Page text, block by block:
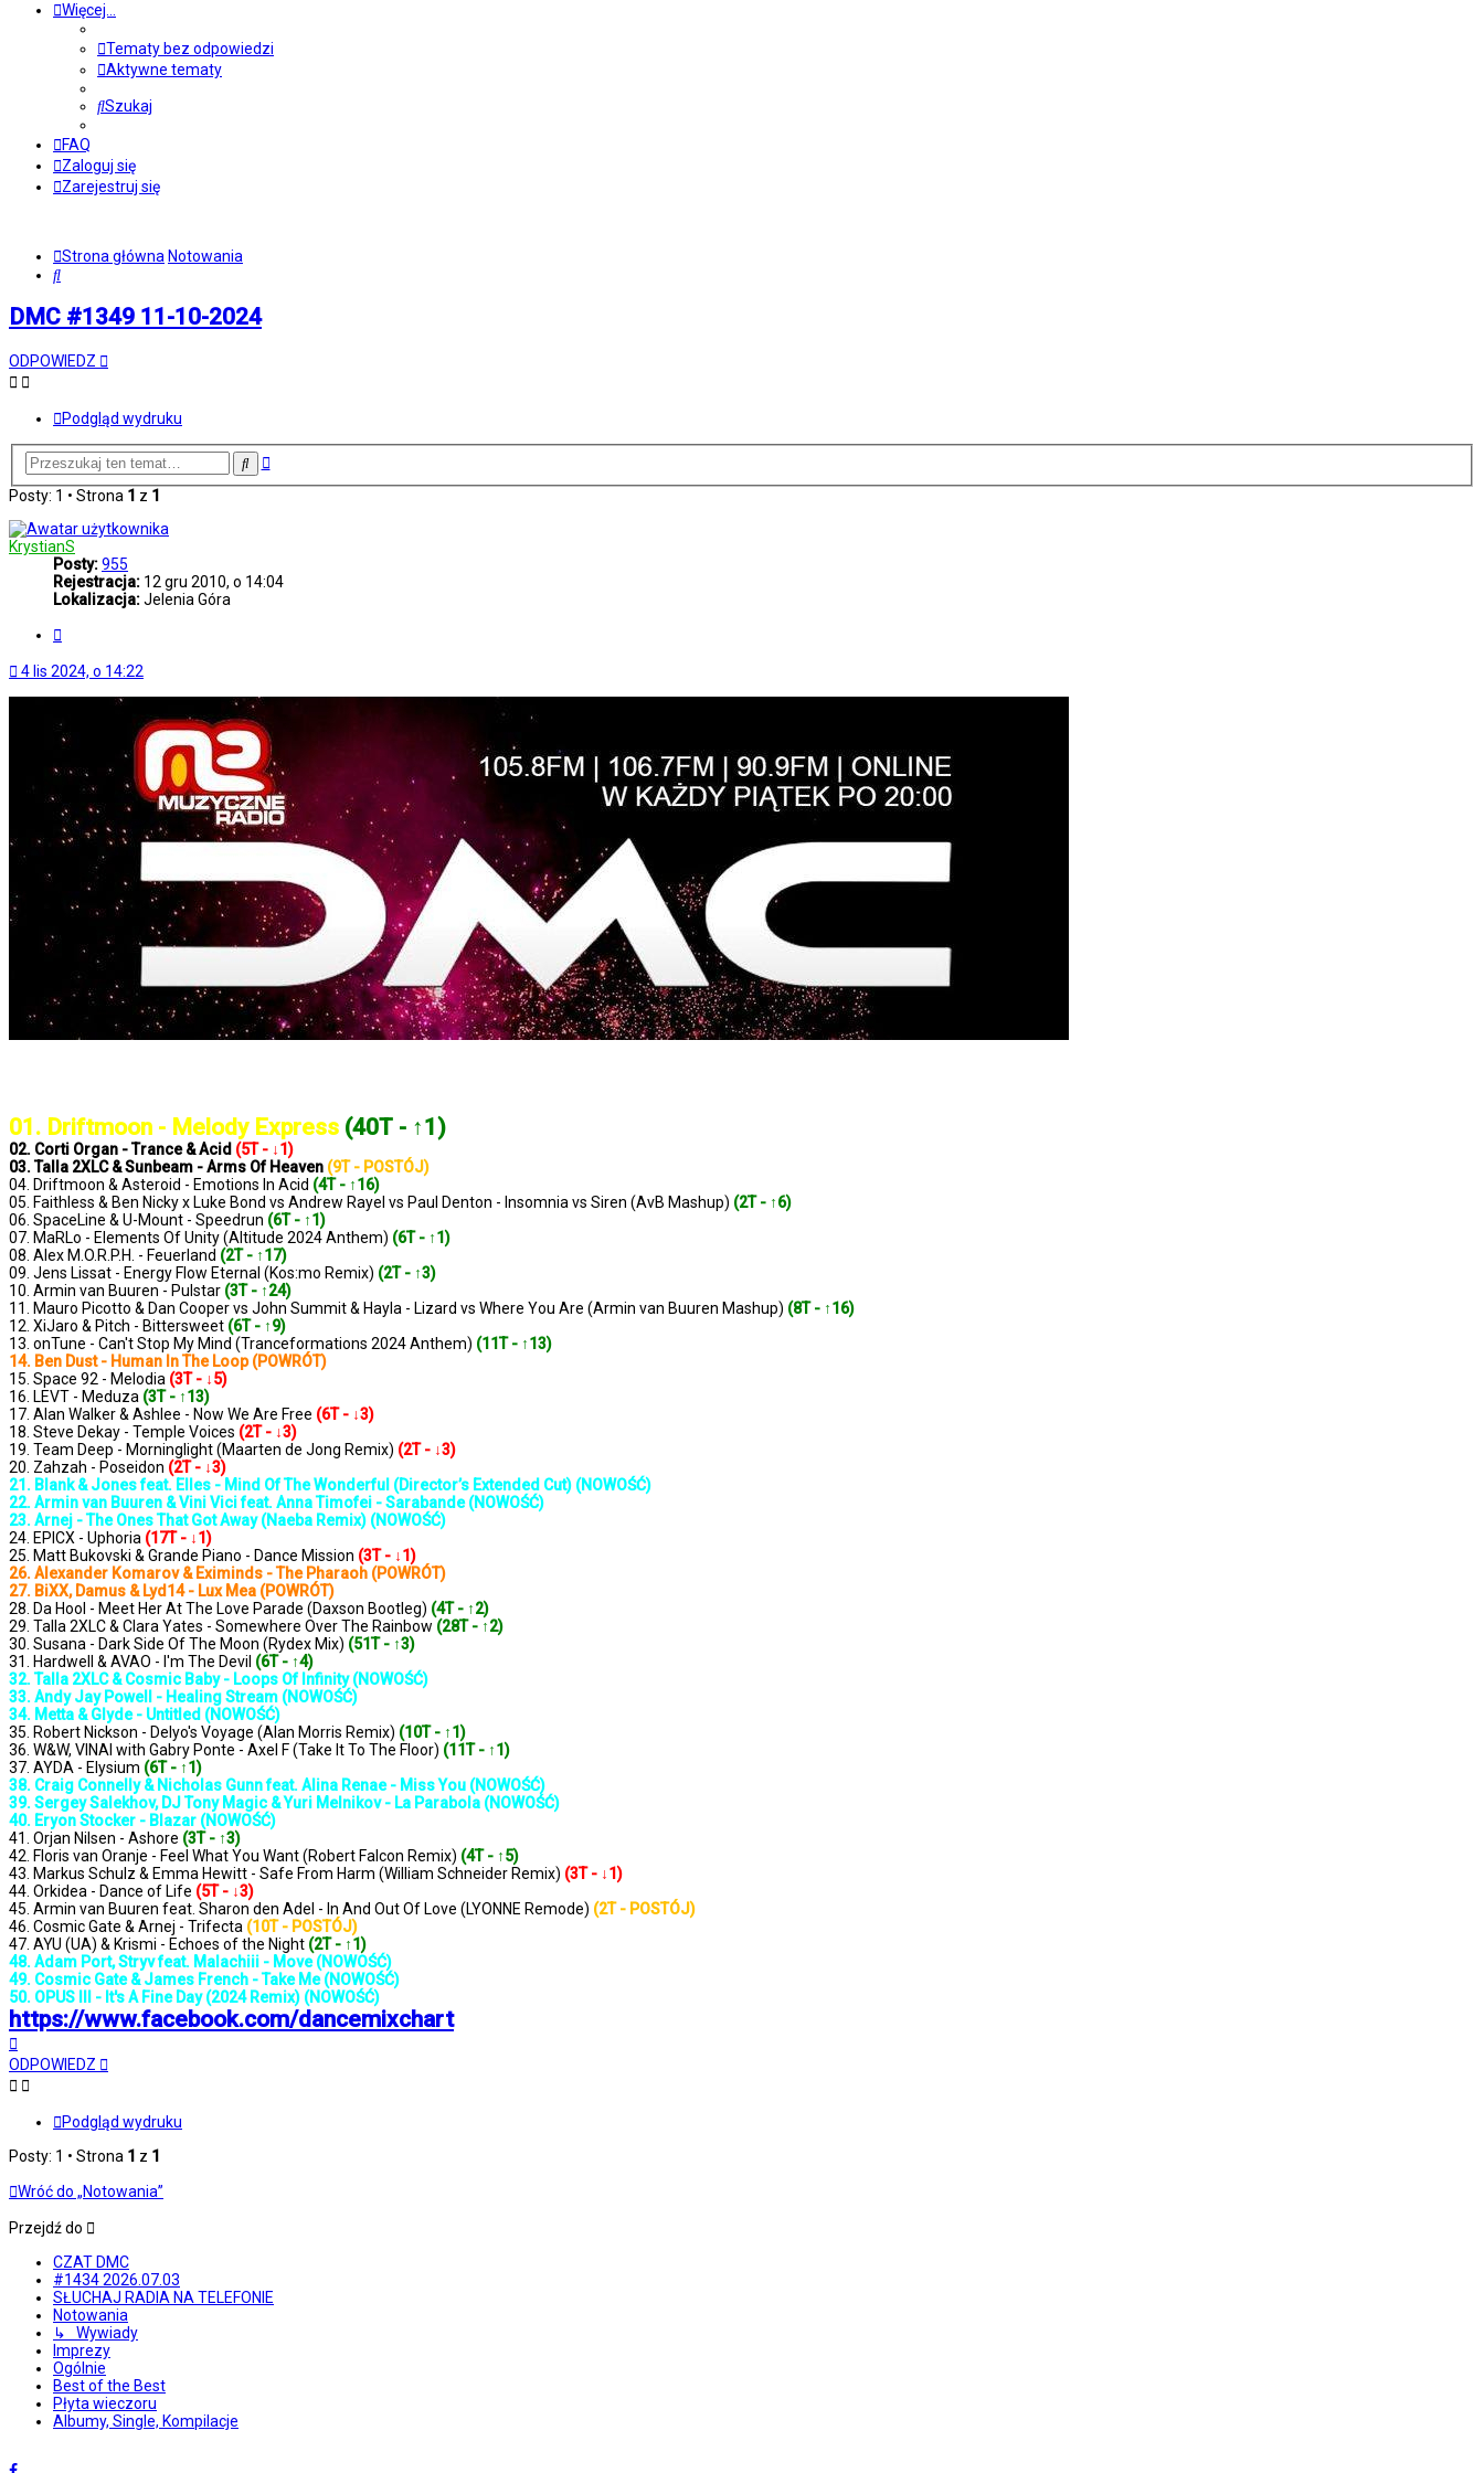
Więcej…
Tematy bez odpowiedzi
Aktywne tematy
Szukaj
FAQ
Zaloguj się
Zarejestruj się
Strona główna Notowania
Szukaj
DMC #1349 11-10-2024
ODPOWIEDZ
Podgląd wydruku
SzukajWyszukiwanie
Posty: 1 • Strona 1 z 1
KrystianS
Posty:955
Rejestracja: 12 gru 2010, o 14:04
Lokalizacja:Jelenia Góra
4 lis 2024, o 14:22
01. Driftmoon - Melody Express (40T - ↑1)
02. Corti Organ - Trance & Acid (5T - ↓1)
03. Talla 2XLC & Sunbeam - Arms Of Heaven (9T - POSTÓJ)
04. Driftmoon & Asteroid - Emotions In Acid (4T - ↑16)
05. Faithless & Ben Nicky x Luke Bond vs Andrew Rayel vs Paul Denton - Insomnia vs Siren (AvB Mashup) (2T - ↑6)
06. SpaceLine & U-Mount - Speedrun (6T - ↑1)
07. MaRLo - Elements Of Unity (Altitude 2024 Anthem) (6T - ↑1)
08. Alex M.O.R.P.H. - Feuerland (2T - ↑17)
09. Jens Lissat - Energy Flow Eternal (Kos:mo Remix) (2T - ↑3)
10. Armin van Buuren - Pulstar (3T - ↑24)
11. Mauro Picotto & Dan Cooper vs John Summit & Hayla - Lizard vs Where You Are (Armin van Buuren Mashup) (8T - ↑16)
12. XiJaro & Pitch - Bittersweet (6T - ↑9)
13. onTune - Can't Stop My Mind (Tranceformations 2024 Anthem) (11T - ↑13)
14. Ben Dust - Human In The Loop (POWRÓT)
15. Space 92 - Melodia (3T - ↓5)
16. LEVT - Meduza (3T - ↑13)
17. Alan Walker & Ashlee - Now We Are Free (6T - ↓3)
18. Steve Dekay - Temple Voices (2T - ↓3)
19. Team Deep - Morninglight (Maarten de Jong Remix) (2T - ↓3)
20. Zahzah - Poseidon (2T - ↓3)
21. Blank & Jones feat. Elles - Mind Of The Wonderful (Director’s Extended Cut) (NOWOŚĆ)
22. Armin van Buuren & Vini Vici feat. Anna Timofei - Sarabande (NOWOŚĆ)
23. Arnej - The Ones That Got Away (Naeba Remix) (NOWOŚĆ)
24. EPICX - Uphoria (17T - ↓1)
25. Matt Bukovski & Grande Piano - Dance Mission (3T - ↓1)
26. Alexander Komarov & Eximinds - The Pharaoh (POWRÓT)
27. BiXX, Damus & Lyd14 - Lux Mea (POWRÓT)
28. Da Hool - Meet Her At The Love Parade (Daxson Bootleg) (4T - ↑2)
29. Talla 2XLC & Clara Yates - Somewhere Over The Rainbow (28T - ↑2)
30. Susana - Dark Side Of The Moon (Rydex Mix) (51T - ↑3)
31. Hardwell & AVAO - I'm The Devil (6T - ↑4)
32. Talla 2XLC & Cosmic Baby - Loops Of Infinity (NOWOŚĆ)
33. Andy Jay Powell - Healing Stream (NOWOŚĆ)
34. Metta & Glyde - Untitled (NOWOŚĆ)
35. Robert Nickson - Delyo's Voyage (Alan Morris Remix) (10T - ↑1)
36. W&W, VINAI with Gabry Ponte - Axel F (Take It To The Floor) (11T - ↑1)
37. AYDA - Elysium (6T - ↑1)
38. Craig Connelly & Nicholas Gunn feat. Alina Renae - Miss You (NOWOŚĆ)
39. Sergey Salekhov, DJ Tony Magic & Yuri Melnikov - La Parabola (NOWOŚĆ)
40. Eryon Stocker - Blazar (NOWOŚĆ)
41. Orjan Nilsen - Ashore (3T - ↑3)
42. Floris van Oranje - Feel What You Want (Robert Falcon Remix) (4T - ↑5)
43. Markus Schulz & Emma Hewitt - Safe From Harm (William Schneider Remix) (3T - ↓1)
44. Orkidea - Dance of Life (5T - ↓3)
45. Armin van Buuren feat. Sharon den Adel - In And Out Of Love (LYONNE Remode) (2T - POSTÓJ)
46. Cosmic Gate & Arnej - Trifecta (10T - POSTÓJ)
47. AYU (UA) & Krismi - Echoes of the Night (2T - ↑1)
48. Adam Port, Stryv feat. Malachiii - Move (NOWOŚĆ)
49. Cosmic Gate & James French - Take Me (NOWOŚĆ)
50. OPUS III - It's A Fine Day (2024 Remix) (NOWOŚĆ)
https://www.facebook.com/dancemixchart
górę
ODPOWIEDZ
Podgląd wydruku
Posty: 1 • Strona 1 z 1
Wróć do „Notowania”
Przejdź do
CZAT DMC
#1434 2026.07.03
SŁUCHAJ RADIA NA TELEFONIE
Notowania
↳ Wywiady
Imprezy
Ogólnie
Best of the Best
Płyta wieczoru
Albumy, Single, Kompilacje